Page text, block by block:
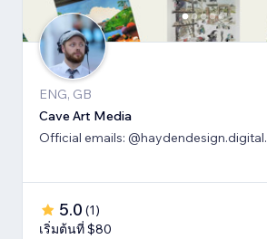
ENG, GB
Cave Art Media
Official emails: @haydendesign.digital.
5.0 (1)
เริ่มต้นที่ $80